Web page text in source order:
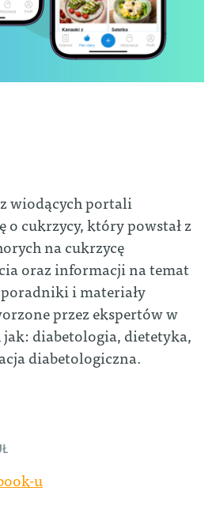
wiodących portali
o cukrzycy, który powstał z
na cukrzycę
oraz informacji na temat
i materiały
przez ekspertów w
diabetologia, dietetyka,
diabetologiczna.
u